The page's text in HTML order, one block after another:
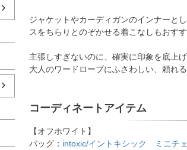
ジャケットやカーディガンのインナーと
スをちらりとのぞかせる着こなしもおすす
主張しすぎないのに、確実に印象を底上げ
大人のワードローブにふさわしい、頼れる
コーディネートアイテム
【オフホワイト】
バッグ： intoxic/イントキシック ミニチ